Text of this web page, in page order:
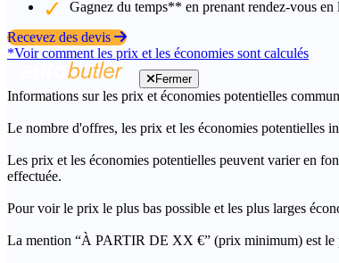
Gagnez du temps** en prenant rendez-vous en
Recevez des devis
*Voir comment les prix et les économies sont calculés
Fermer
Informations sur les prix et économies potentielles
Le nombre d'offres, les prix et les économies potentielles
Les prix et les économies potentielles peuvent varier en
effectuée.
Pour voir le prix le plus bas possible et les plus larges
La mention “À PARTIR DE XX €” (prix minimum) est le